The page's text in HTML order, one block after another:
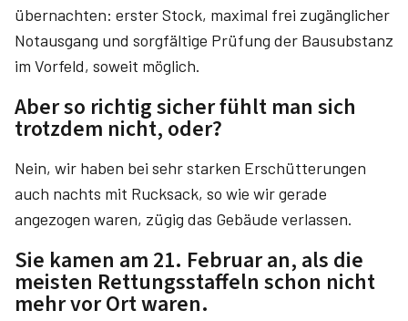
übernachten: erster Stock, maximal frei zugänglicher
Notausgang und sorgfältige Prüfung der Bausubstanz
im Vorfeld, soweit möglich.
Aber so richtig sicher fühlt man sich
trotzdem nicht, oder?
Nein, wir haben bei sehr starken Erschütterungen
auch nachts mit Rucksack, so wie wir gerade
angezogen waren, zügig das Gebäude verlassen.
Sie kamen am 21. Februar an, als die
meisten Rettungsstaffeln schon nicht
mehr vor Ort waren.